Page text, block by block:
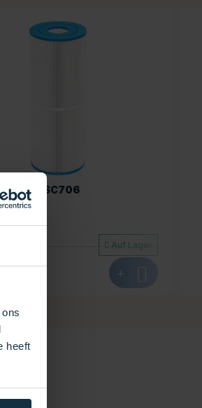
heeft
Wéau Spa-Filter SC757
Ansehen